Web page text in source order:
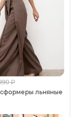
₽
льняные